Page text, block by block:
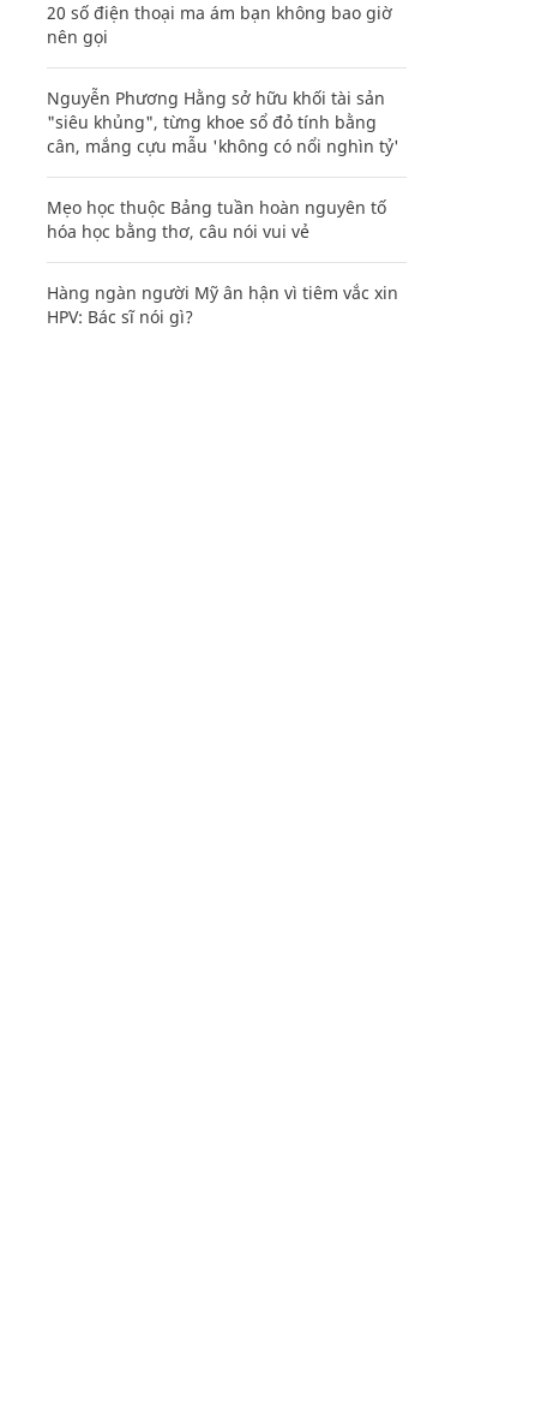
20 số điện thoại ma ám bạn không bao giờ
nên gọi
Nguyễn Phương Hằng sở hữu khối tài sản
"siêu khủng", từng khoe sổ đỏ tính bằng
cân, mắng cựu mẫu 'không có nổi nghìn tỷ'
Mẹo học thuộc Bảng tuần hoàn nguyên tố
hóa học bằng thơ, câu nói vui vẻ
Hàng ngàn người Mỹ ân hận vì tiêm vắc xin
HPV: Bác sĩ nói gì?